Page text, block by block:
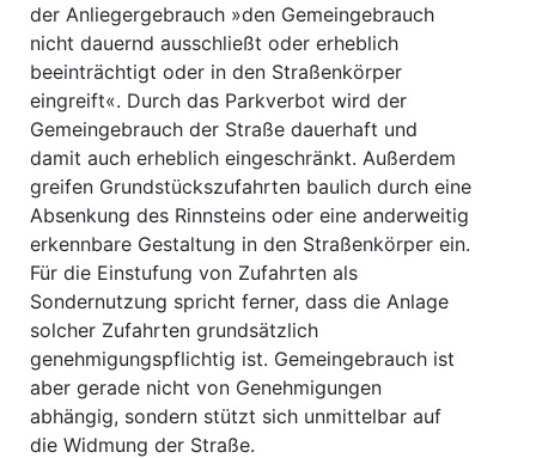
der Anliegergebrauch »den Gemeingebrauch
nicht dauernd ausschließt oder erheblich
beeinträchtigt oder in den Straßenkörper
eingreift«. Durch das Parkverbot wird der
Gemeingebrauch der Straße dauerhaft und
damit auch erheblich eingeschränkt. Außerdem
greifen Grundstückszufahrten baulich durch eine
Absenkung des Rinnsteins oder eine anderweitig
erkennbare Gestaltung in den Straßenkörper ein.
Für die Einstufung von Zufahrten als
Sondernutzung spricht ferner, dass die Anlage
solcher Zufahrten grundsätzlich
genehmigungspflichtig ist. Gemeingebrauch ist
aber gerade nicht von Genehmigungen
abhängig, sondern stützt sich unmittelbar auf
die Widmung der Straße.